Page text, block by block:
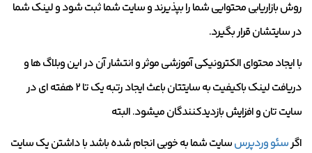
روش بازاریابی محتوایی شما را بپذیرند و سایت شما ثبت شود و لینک شما
در سایتشان قرار بگیرد.
با ایجاد محتوای الکترونیکی آموزشی موثر و انتشار آن در این وبلاگ ها و
دریافت لینک باکیفیت به سایتتان باعث ایجاد رتبه یک تا ۲ هفته ای در
سایت تان و افزایش بازدیدکنندگان میشود. البته
اگرسئو وردپرسسایت شما به خوبی انجام‌ شده باشد با داشتن یک سایت